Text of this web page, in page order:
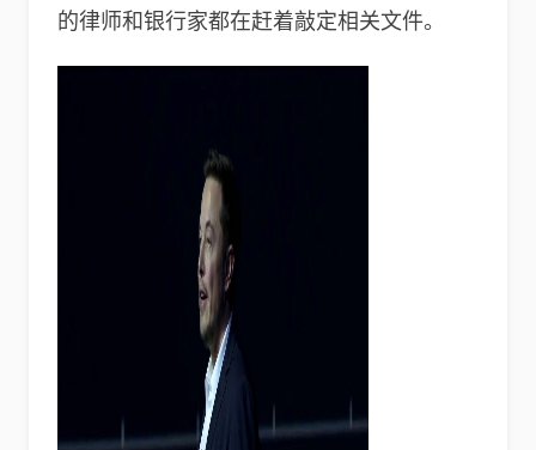
的律师和银行家都在赶着敲定相关文件。